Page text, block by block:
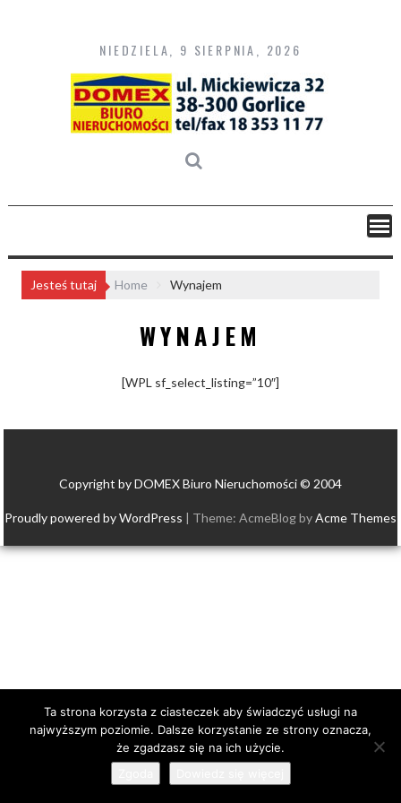
content
NIEDZIELA, 9 SIERPNIA, 2026
Jesteś tutaj Home Wynajem
WYNAJEM
[WPL sf_select_listing=”10″]
Copyright by DOMEX Biuro Nieruchomości © 2004
Proudly powered by WordPress | Theme: AcmeBlog byAcme Themes
Ta strona korzysta z ciasteczek aby świadczyć usługi na
najwyższym poziomie. Dalsze korzystanie ze strony oznacza,
że zgadzasz się na ich użycie.